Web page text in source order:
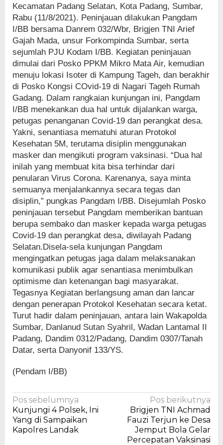
Kecamatan Padang Selatan, Kota Padang, Sumbar,
Rabu (11/8/2021). Peninjauan dilakukan Pangdam
I/BB bersama Danrem 032/Wbr, Brigjen TNI Arief
Gajah Mada, unsur Forkompinda Sumbar, serta
sejumlah PJU Kodam I/BB. Kegiatan peninjauan
dimulai dari Posko PPKM Mikro Mata Air, kemudian
menuju lokasi Isoter di Kampung Tageh, dan berakhir
di Posko Kongsi COvid-19 di Nagari Tageh Rumah
Gadang. Dalam rangkaian kunjungan ini, Pangdam
I/BB menekankan dua hal untuk dijalankan warga,
petugas penanganan Covid-19 dan perangkat desa.
Yakni, senantiasa mematuhi aturan Protokol
Kesehatan 5M, terutama disiplin menggunakan
masker dan mengikuti program vaksinasi. “Dua hal
inilah yang membuat kita bisa terhindar dari
penularan Virus Corona. Karenanya, saya minta
semuanya menjalankannya secara tegas dan
disiplin,” pungkas Pangdam I/BB. Disejumlah Posko
peninjauan tersebut Pangdam memberikan bantuan
berupa sembako dan masker kepada warga petugas
Covid-19 dan perangkat desa, diwilayah Padang
Selatan.Disela-sela kunjungan Pangdam
mengingatkan petugas jaga dalam melaksanakan
komunikasi publik agar senantiasa menimbulkan
optimisme dan ketenangan bagi masyarakat.
Tegasnya Kegiatan berlangsung aman dan lancar
dengan penerapan Protokol Kesehatan secara ketat.
Turut hadir dalam peninjauan, antara lain Wakapolda
Sumbar, Danlanud Sutan Syahril, Wadan Lantamal II
Padang, Dandim 0312/Padang, Dandim 0307/Tanah
Datar, serta Danyonif 133/YS.
(Pendam I/BB)
Navigasi
pos
Pos sebelumnya
Kunjungi 4 Polsek, Ini
Yang di Sampaikan
Kapolres Landak
Pos berikutnya
Brigjen TNI Achmad
Fauzi Terjun ke Desa
Jemput Bola Gelar
Percepatan Vaksinasi